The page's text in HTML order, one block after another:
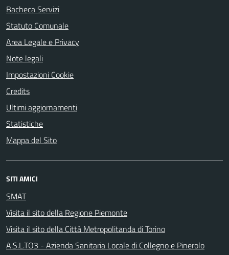
Bacheca Servizi
Statuto Comunale
Area Legale e Privacy
Note legali
Impostazioni Cookie
Credits
Ultimi aggiornamenti
Statistiche
Mappa del Sito
SITI AMICI
SMAT
Visita il sito della Regione Piemonte
Visita il sito della Città Metropolitanda di Torino
A.S.L.TO3 - Azienda Sanitaria Locale di Collegno e Pinerolo